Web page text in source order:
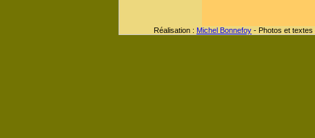
Réalisation : Michel Bonnefoy - Photos et textes